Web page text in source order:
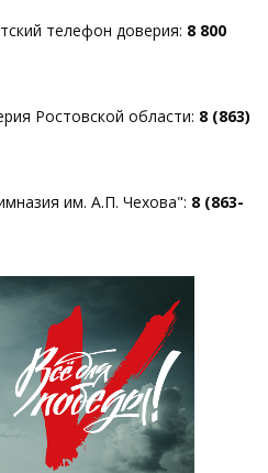
телефон доверия: 8 800
Ростовской области: 8 (863)
им. А.П. Чехова": 8 (863-